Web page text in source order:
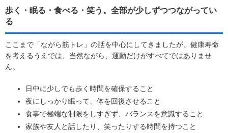
歩く・眠る・食べる・笑う。全部が少しずつつながってい
る
ここまで「ながら筋トレ」の話を中心にしてきましたが、健康寿命
を考えるうえでは、当然ながら、運動だけがすべてではありませ
ん。
日中に少しでも歩く時間を確保すること
夜にしっかり眠って、体を回復させること
食事で極端な制限をしすぎず、バランスを意識すること
家族や友人と話したり、笑ったりする時間を持つこと